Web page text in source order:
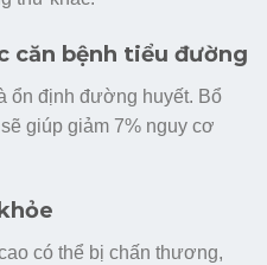
căn bệnh tiểu đường
ổn định đường huyết. Bổ
giúp giảm 7% nguy cơ
có thể bị chấn thương,